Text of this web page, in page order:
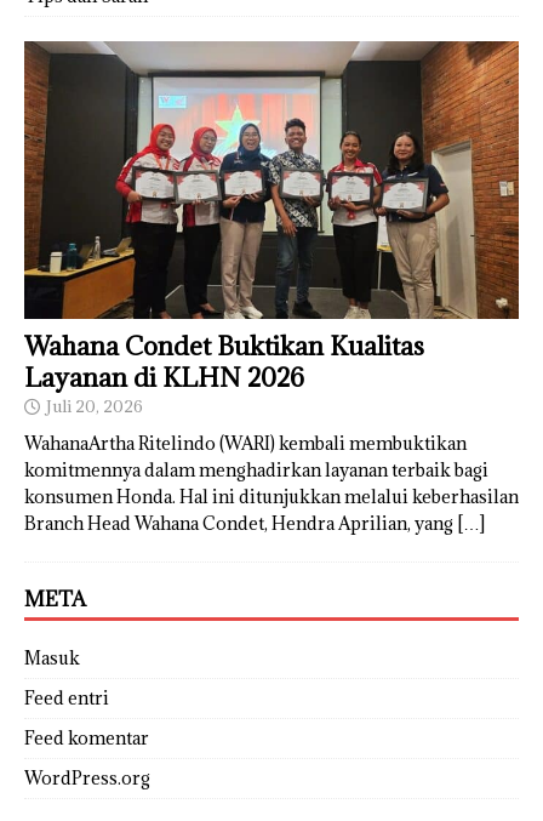
Wahana Condet Buktikan Kualitas
Layanan di KLHN 2026
Juli 20, 2026
WahanaArtha Ritelindo (WARI) kembali membuktikan
komitmennya dalam menghadirkan layanan terbaik bagi
konsumen Honda. Hal ini ditunjukkan melalui keberhasilan
Branch Head Wahana Condet, Hendra Aprilian, yang […]
META
Masuk
Feed entri
Feed komentar
WordPress.org